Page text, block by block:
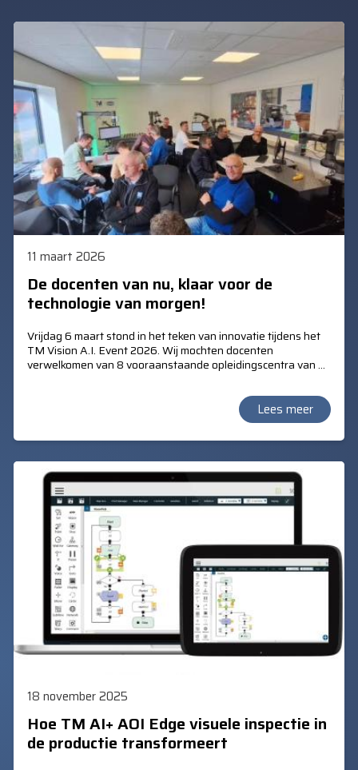
11 maart 2026
De docenten van nu, klaar voor de
technologie van morgen!
Vrijdag 6 maart stond in het teken van innovatie tijdens het
TM Vision A.I. Event 2026. Wij mochten docenten
verwelkomen van 8 vooraanstaande opleidingscentra van de
Lees meer
18 november 2025
Hoe TM AI+ AOI Edge visuele inspectie in
de productie transformeert